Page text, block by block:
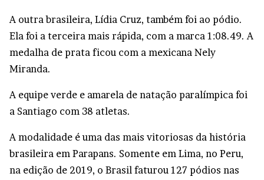
A outra brasileira, Lídia Cruz, também foi ao pódio.
Ela foi a terceira mais rápida, com a marca 1:08.49. A
medalha de prata ficou com a mexicana Nely
Miranda.
A equipe verde e amarela de natação paralímpica foi
a Santiago com 38 atletas.
A modalidade é uma das mais vitoriosas da história
brasileira em Parapans. Somente em Lima, no Peru,
na edição de 2019, o Brasil faturou 127 pódios nas